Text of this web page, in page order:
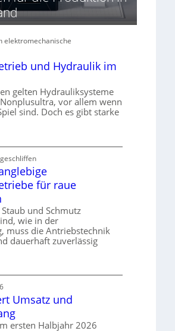
elektromechanische
und Hydraulik im
gelten Hydrauliksysteme
vor allem wenn
sind. Doch es gibt starke
für raue
und Schmutz
wie in der
muss die Antriebstechnik
dauerhaft zuverlässig
Umsatz und
ersten Halbjahr 2026